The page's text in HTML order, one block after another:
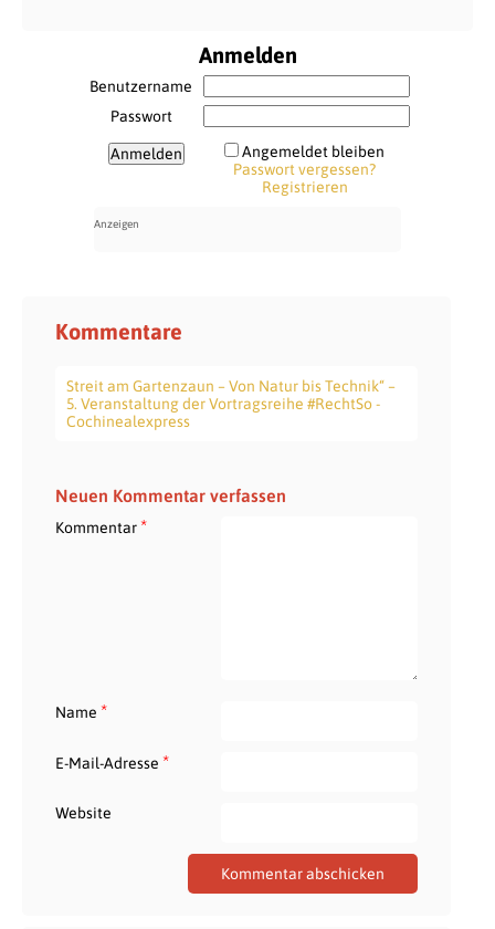
Anmelden
Benutzername
Passwort
Angemeldet bleiben
Passwort vergessen?
Registrieren
Kommentare
Streit am Gartenzaun – Von Natur bis Technik“ –
5. Veranstaltung der Vortragsreihe #RechtSo -
Cochinealexpress
Neuen Kommentar verfassen
Kommentar*
Name *
E-Mail-Adresse *
Website